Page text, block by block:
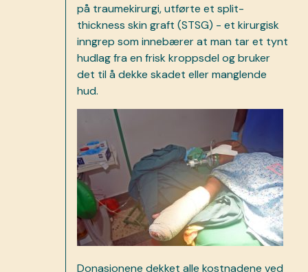
på traumekirurgi, utførte et split-
thickness skin graft (STSG) - et kirurgisk
inngrep som innebærer at man tar et tynt
hudlag fra en frisk kroppsdel og bruker
det til å dekke skadet eller manglende
hud.
Donasjonene dekket alle kostnadene ved